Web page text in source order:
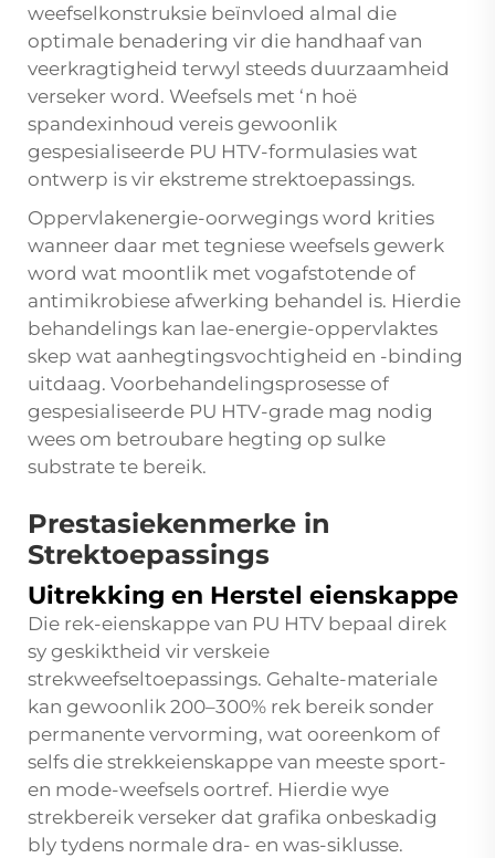
weefselkonstruksie beïnvloed almal die
optimale benadering vir die handhaaf van
veerkragtigheid terwyl steeds duurzaamheid
verseker word. Weefsels met ‘n hoë
spandexinhoud vereis gewoonlik
gespesialiseerde PU HTV-formulasies wat
ontwerp is vir ekstreme strektoepassings.
Oppervlakenergie-oorwegings word krities
wanneer daar met tegniese weefsels gewerk
word wat moontlik met vogafstotende of
antimikrobiese afwerking behandel is. Hierdie
behandelings kan lae-energie-oppervlaktes
skep wat aanhegtingsvochtigheid en -binding
uitdaag. Voorbehandelingsprosesse of
gespesialiseerde PU HTV-grade mag nodig
wees om betroubare hegting op sulke
substrate te bereik.
Prestasiekenmerke in
Strektoepassings
Uitrekking en Herstel eienskappe
Die rek-eienskappe van PU HTV bepaal direk
sy geskiktheid vir verskeie
strekweefseltoepassings. Gehalte-materiale
kan gewoonlik 200–300% rek bereik sonder
permanente vervorming, wat ooreenkom of
selfs die strekkeienskappe van meeste sport-
en mode-weefsels oortref. Hierdie wye
strekbereik verseker dat grafika onbeskadig
bly tydens normale dra- en was-siklusse.